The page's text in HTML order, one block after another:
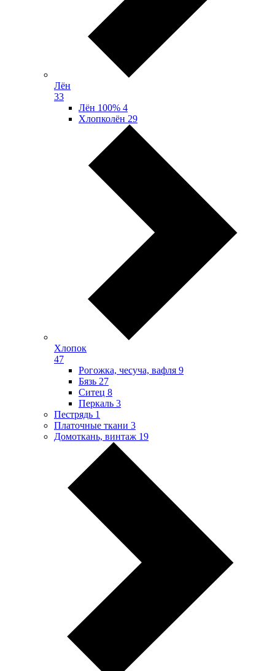
Лён
33
Лён 100% 4
Хлопколён 29
Хлопок
47
Рогожка, чесуча, вафля 9
Бязь 27
Ситец 8
Перкаль 3
Пестрядь 1
Платочные ткани 3
Домоткань, винтаж 19